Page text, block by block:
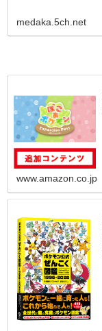
medaka.5ch.net
www.amazon.co.jp